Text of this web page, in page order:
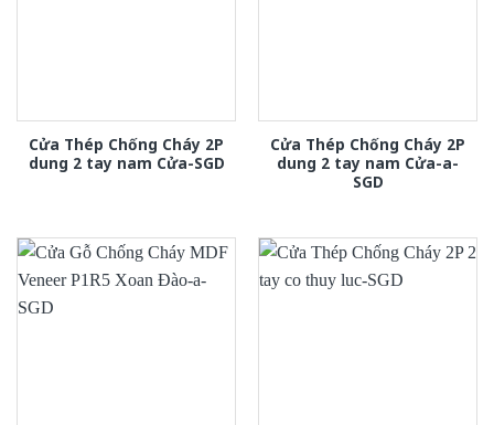
Cửa Thép Chống Cháy 2P
dung 2 tay nam Cửa-SGD
Cửa Thép Chống Cháy 2P
dung 2 tay nam Cửa-a-
SGD